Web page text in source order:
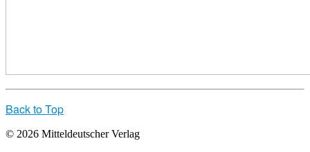
Back to Top
© 2026 Mitteldeutscher Verlag